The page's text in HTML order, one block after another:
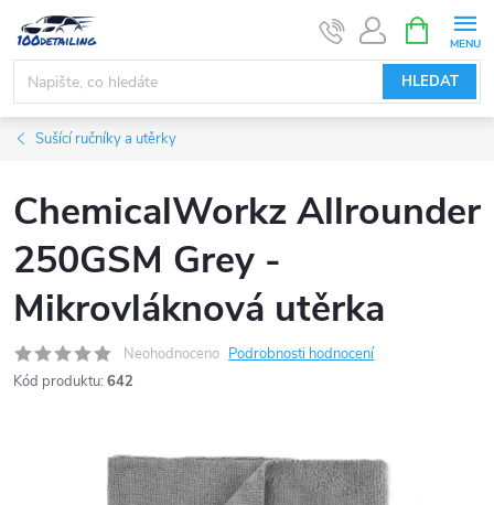
obsah
HLEDAT
NÁKUPNÍ
KOŠÍK
Sušící ručníky a utěrky
ChemicalWorkz Allrounder
250GSM Grey -
Mikrovláknová utěrka
Neohodnoceno Podrobnosti hodnocení
Kód produktu: 642